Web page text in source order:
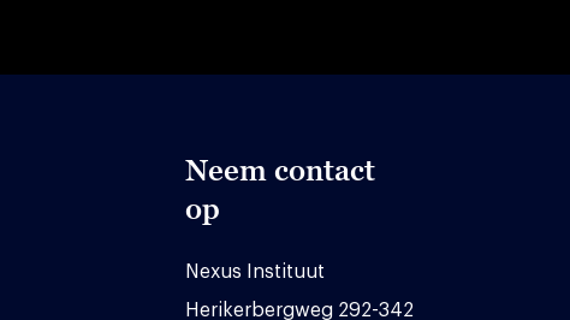
Neem contact
op
Nexus Instituut
Herikerbergweg 292-342